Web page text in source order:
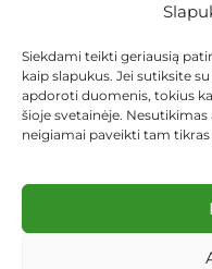
Siekdami teikti geriausią
kaip slapukus. Jei sutiksite
apdoroti duomenis, tokius
šioje svetainėje.
neigiamai paveikti tam
KEITIMAS IR
Visos teisės